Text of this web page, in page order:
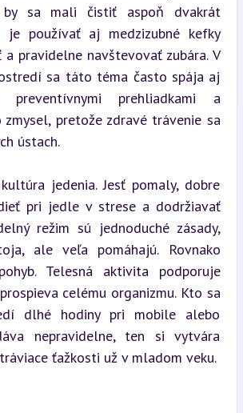
by sa mali čistiť aspoň dvakrát
je používať aj medzizubné kefky
a pravidelne navštevovať zubára. V
sa táto téma často spája aj
preventívnymi prehliadkami a
pretože zdravé trávenie sa
ústach.
jedenia. Jesť pomaly, dobre
pri jedle v strese a dodržiavať
režim sú jednoduché zásady,
ale veľa pomáhajú. Rovnako
Telesná aktivita podporuje
celému organizmu. Kto sa
dlhé hodiny pri mobile alebo
nepravidelne, ten si vytvára
ťažkosti už v mladom veku.